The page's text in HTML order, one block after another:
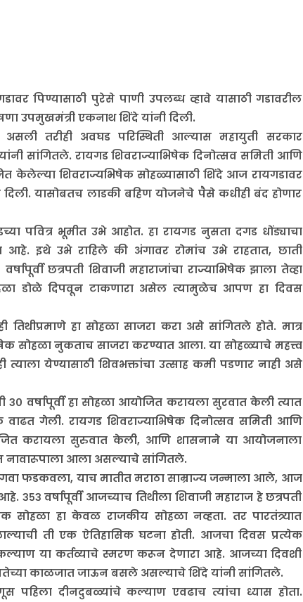
पिण्यासाठी पुरेसे पाणी उपलब्ध व्हावे यासाठी गडावरील
उपमुखमंत्री एकनाथ शिंदे यांनी दिली.
तरीही अवघड परिस्थिती आल्यास महायुती सरकार
सांगितले. रायगड शिवराज्याभिषेक दिनोत्सव समिती आणि
केलेल्या शिवराज्यभिषेक सोहळ्यासाठी शिंदे आज रायगडावर
दिली. यासोबतच लाडकी बहिण योजनेचे पैसे कधीही बंद होणार
पवित्र भूमीत उभे आहोत. हा रायगड नुसता दगड धोंड्याचा
आहे. इथे उभे राहिले की अंगावर रोमांच उभे राहतात, छाती
छत्रपती शिवाजी महाराजांचा राज्याभिषेक झाला तेव्हा
डोळे दिपवून टाकणारा असेल त्यामुळेच आपण हा दिवस
तिथीप्रमाणे हा सोहळा साजरा करा असे सांगितले होते. मात्र
सोहळा नुकताच साजरा करण्यात आला. या सोहळ्याचे महत्त्व
येण्यासाठी शिवभक्तांचा उत्साह कमी पडणार नाही असे
वर्षापूर्वी हा सोहळा आयोजित करायला सुरवात केली त्यात
वाढत गेली. रायगड शिवराज्याभिषेक दिनोत्सव समिती आणि
करायला सुरुवात केली, आणि शासनाने या आयोजनाला
नावारूपाला आला असल्याचे सांगितले.
फडकवला, याच मातीत मराठा साम्राज्य जन्माला आले, आज
३५३ वर्षापूर्वी आजच्याच तिथीला शिवाजी महाराज हे छत्रपती
सोहळा हा केवळ राजकीय सोहळा नव्हता. तर पारतंत्र्यात
ती एक ऐतिहासिक घटना होती. आजचा दिवस प्रत्येक
या कर्तव्याचे स्मरण करून देणारा आहे. आजच्या दिवशी
काळजात जाऊन बसले असल्याचे शिंदे यांनी सांगितले.
पहिला दीनदुबळ्यांचे कल्याण एवढाच त्यांचा ध्यास होता.